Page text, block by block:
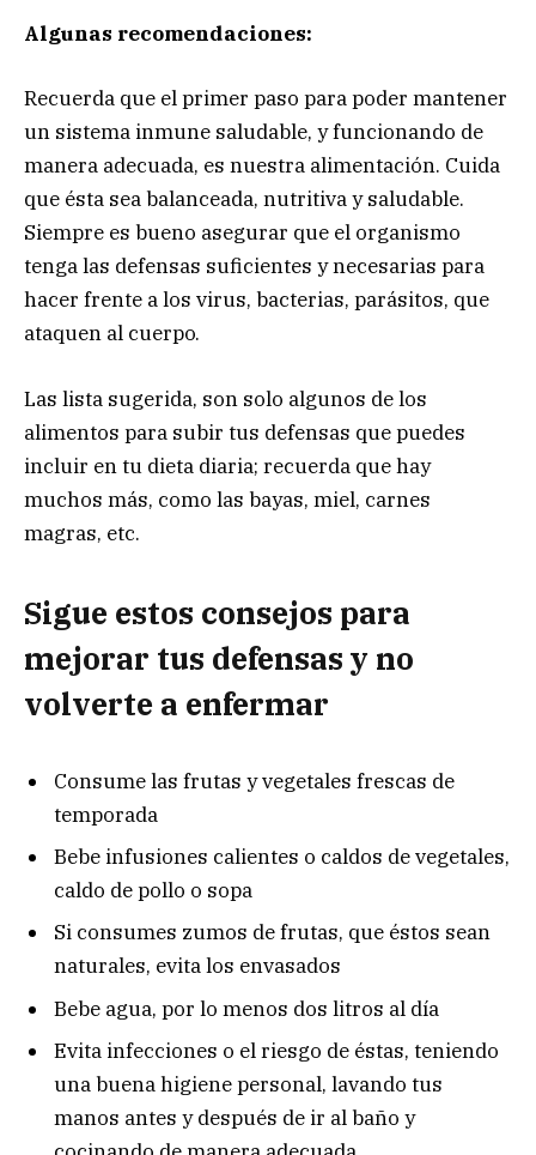
Algunas recomendaciones:
Recuerda que el primer paso para poder mantener
un sistema inmune saludable, y funcionando de
manera adecuada, es nuestra alimentación. Cuida
que ésta sea balanceada, nutritiva y saludable.
Siempre es bueno asegurar que el organismo
tenga las defensas suficientes y necesarias para
hacer frente a los virus, bacterias, parásitos, que
ataquen al cuerpo.
Las lista sugerida, son solo algunos de los
alimentos para subir tus defensas que puedes
incluir en tu dieta diaria; recuerda que hay
muchos más, como las bayas, miel, carnes
magras, etc.
Sigue estos consejos para
mejorar tus defensas y no
volverte a enfermar
Consume las frutas y vegetales frescas de
temporada
Bebe infusiones calientes o caldos de vegetales,
caldo de pollo o sopa
Si consumes zumos de frutas, que éstos sean
naturales, evita los envasados
Bebe agua, por lo menos dos litros al día
Evita infecciones o el riesgo de éstas, teniendo
una buena higiene personal, lavando tus
manos antes y después de ir al baño y